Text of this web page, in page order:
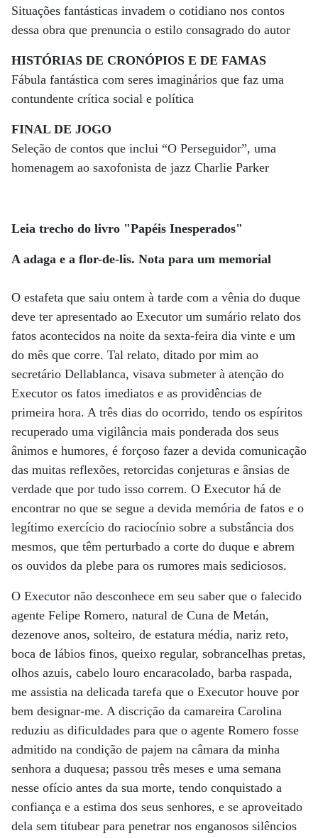
Situações fantásticas invadem o cotidiano nos contos
dessa obra que prenuncia o estilo consagrado do autor
HISTÓRIAS DE CRONÓPIOS E DE FAMAS
Fábula fantástica com seres imaginários que faz uma
contundente crítica social e política
FINAL DE JOGO
Seleção de contos que inclui “O Perseguidor”, uma
homenagem ao saxofonista de jazz Charlie Parker
Leia trecho do livro "Papéis Inesperados"
A adaga e a flor-de-lis. Nota para um memorial
O estafeta que saiu ontem à tarde com a vênia do duque
deve ter apresentado ao Executor um sumário relato dos
fatos acontecidos na noite da sexta-feira dia vinte e um
do mês que corre. Tal relato, ditado por mim ao
secretário Dellablanca, visava submeter à atenção do
Executor os fatos imediatos e as providências de
primeira hora. A três dias do ocorrido, tendo os espíritos
recuperado uma vigilância mais ponderada dos seus
ânimos e humores, é forçoso fazer a devida comunicação
das muitas reflexões, retorcidas conjeturas e ânsias de
verdade que por tudo isso correm. O Executor há de
encontrar no que se segue a devida memória de fatos e o
legítimo exercício do raciocínio sobre a substância dos
mesmos, que têm perturbado a corte do duque e abrem
os ouvidos da plebe para os rumores mais sediciosos.
O Executor não desconhece em seu saber que o falecido
agente Felipe Romero, natural de Cuna de Metán,
dezenove anos, solteiro, de estatura média, nariz reto,
boca de lábios finos, queixo regular, sobrancelhas pretas,
olhos azuis, cabelo louro encaracolado, barba raspada,
me assistia na delicada tarefa que o Executor houve por
bem designar-me. A discrição da camareira Carolina
reduziu as dificuldades para que o agente Romero fosse
admitido na condição de pajem na câmara da minha
senhora a duquesa; passou três meses e uma semana
nesse ofício antes da sua morte, tendo conquistado a
confiança e a estima dos seus senhores, e se aproveitado
dela sem titubear para penetrar nos enganosos silêncios